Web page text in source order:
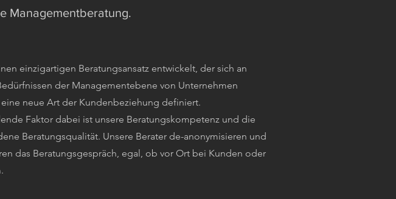
Managementberatung.
einzigartigen Beratungsansatz entwickelt, der sich an
der Managementebene von Unternehmen
neue Art der Kundenbeziehung definiert.
Faktor dabei ist unsere Beratungskompetenz und die
Beratungsqualität. Unsere Berater de-anonymisieren und
das Beratungsgespräch, egal, ob vor Ort bei Kunden oder